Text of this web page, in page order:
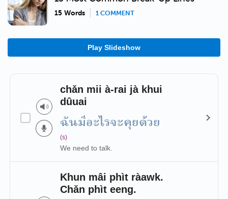
15 Words 1 COMMENT
Play Slideshow
chǎn mii à-rai jà khui
dûuai
ฉันมีอะไรจะคุยด้วย
(s)
We need to talk.
Khun mâi phìt ràawk.
Chǎn phìt eeng.